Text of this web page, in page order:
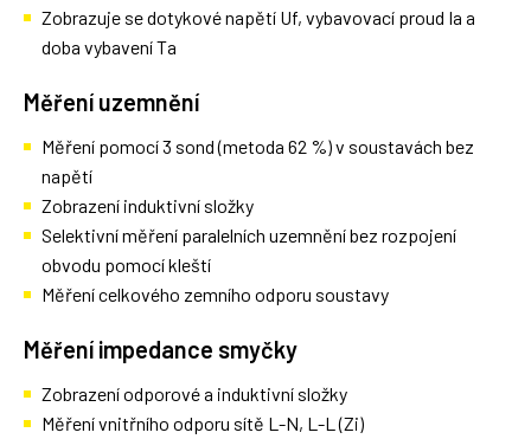
Zobrazuje se dotykové napětí Uf, vybavovací proud Ia a
doba vybavení Ta
Měření uzemnění
Měření pomocí 3 sond (metoda 62 %) v soustavách bez
napětí
Zobrazení induktivní složky
Selektivní měření paralelních uzemnění bez rozpojení
obvodu pomocí kleští
Měření celkového zemního odporu soustavy
Měření impedance smyčky
Zobrazení odporové a induktivní složky
Měření vnitřního odporu sítě L-N, L-L (Zi)